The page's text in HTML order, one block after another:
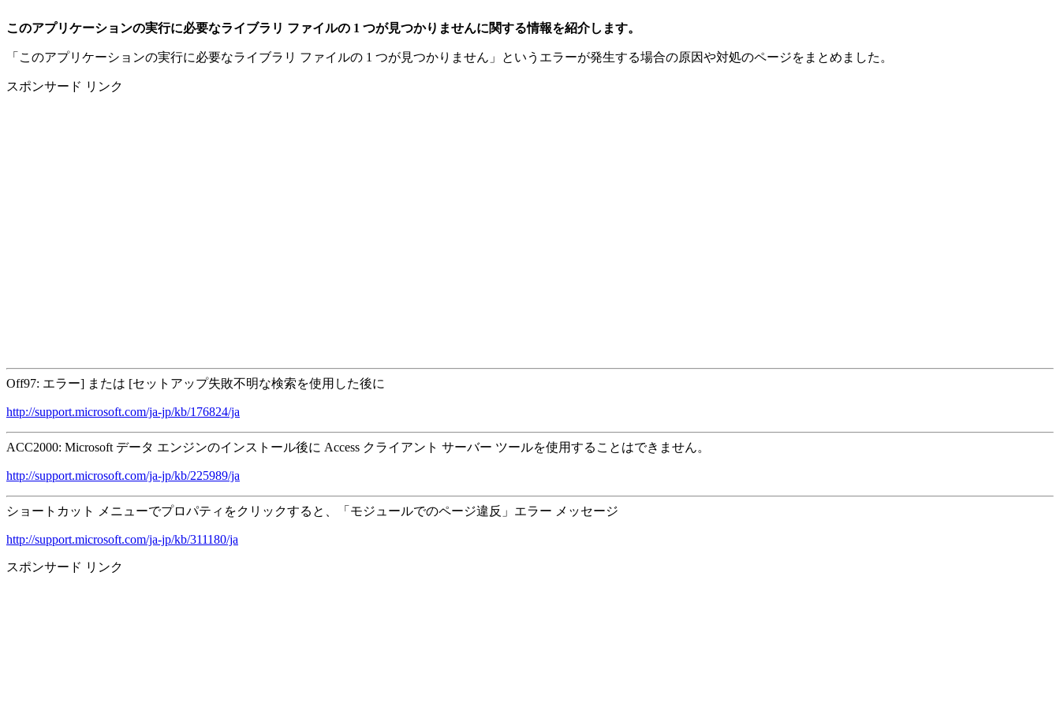
このアプリケーションの実行に必要なライブラリ ファイルの 1 つが見つかりませんに関する情報を紹介します。
「このアプリケーションの実行に必要なライブラリ ファイルの 1 つが見つかりません」というエラーが発生する場合の原因や対処のページをまとめました。
スポンサード リンク
Off97: エラー] または [セットアップ失敗不明な検索を使用した後に
http://support.microsoft.com/ja-jp/kb/176824/ja
ACC2000: Microsoft データ エンジンのインストール後に Access クライアント サーバー ツールを使用することはできません。
http://support.microsoft.com/ja-jp/kb/225989/ja
ショートカット メニューでプロパティをクリックすると、「モジュールでのページ違反」エラー メッセージ
http://support.microsoft.com/ja-jp/kb/311180/ja
スポンサード リンク